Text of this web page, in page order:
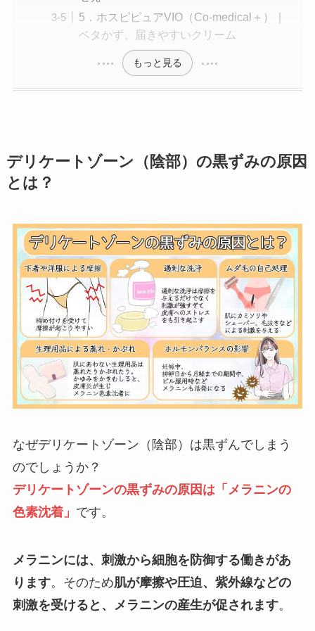
5．ホスピピュアVIO（Co-medical＋）｜
ベタかず、届きやすいクリーム
もっと見る
デリケートゾーン（陰部）の黒ずみの原因
とは？
なぜデリケートゾーン（陰部）は黒ずんでしまう
のでしょうか？
デリケートゾーンの黒ずみの原因は「メラニンの
色素沈着」 です。
メラニンには、刺激から細胞を防御する働きがあ
ります。そのため肌が摩擦や圧迫、紫外線などの
刺激を受けると、メラニンの産生が促されます。